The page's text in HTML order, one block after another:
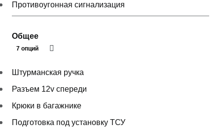
Противоугонная сигнализация
Общее
7 опций
Штурманская ручка
Разъем 12v спереди
Крюки в багажнике
Подготовка под установку ТСУ